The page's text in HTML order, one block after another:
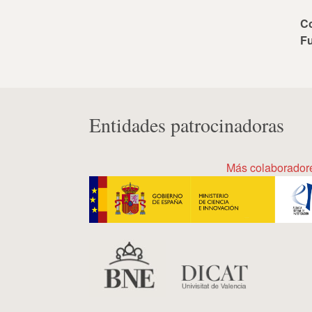
Entidades patrocinadoras
Más